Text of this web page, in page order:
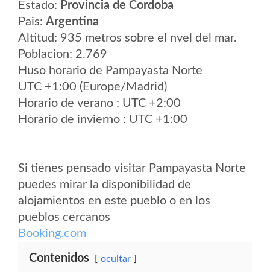
Estado: Provincia de Cordoba
Pais: Argentina
Altitud: 935 metros sobre el nvel del mar.
Poblacion: 2.769
Huso horario de Pampayasta Norte
UTC +1:00 (Europe/Madrid)
Horario de verano : UTC +2:00
Horario de invierno : UTC +1:00
Si tienes pensado visitar Pampayasta Norte
puedes mirar la disponibilidad de
alojamientos en este pueblo o en los
pueblos cercanos
Booking.com
Contenidos ocultar